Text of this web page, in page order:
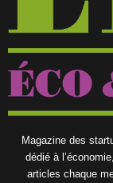
Magazine des
dédié à
articles chaque